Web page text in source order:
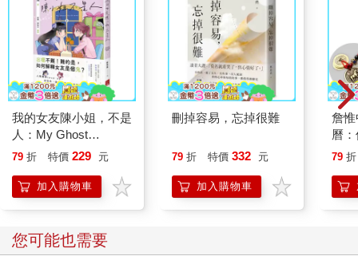
我的女友陳小姐，不是
人：My Ghost
Girlfriend 2
79 折 特價 229 元
加入購物車
刪掉容易，忘掉很難
79 折 特價 332 元
加入購物車
詹惟
曆
運
錢
79 折
您可能也需要